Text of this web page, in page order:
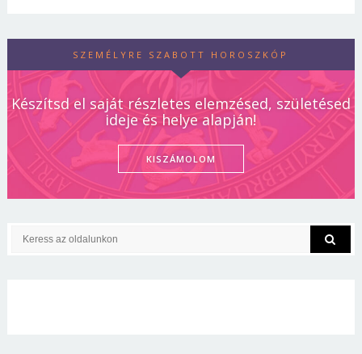
SZEMÉLYRE SZABOTT HOROSZKÓP
Készítsd el saját részletes elemzésed, születésed
ideje és helye alapján!
KISZÁMOLOM